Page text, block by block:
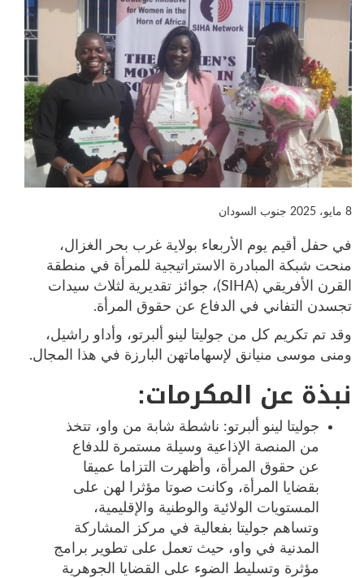
8 مايو، 2025 جنوب السودان
في حفل أقيم يوم الأربعاء بولاية غرب بحر الغزال،
منحت شبكة المبادرة الاستراتيجية للمرأة في منطقة
القرن الأفريقي (SIHA)، جوائز تقديرية لثلاث سيدات
تجسدن التفاني في الدفاع عن حقوق المرأة.
وقد تم تكريم كل من جوليتا لينو ألبرتو، وأداو راشيل،
ومنى موسى منيانق لإسهاماتهن البارزة في هذا المجال.
نبذة عن المكرمات:
جوليتا لينو ألبرتو: ناشطة شابة من واو، تتخذ
من المنصة الإذاعية وسيلة مستمرة للدفاع
عن حقوق المرأة، وأظهرت التزاما عميقا
بقضايا المرأة، وكانت صوتا مؤثرا لهن على
المستويات الولائية والوطنية والإقليمية،
وتساهم جوليتا بفعالية في مركز المشاركة
المدنية في واو، حيث تعمل على تطوير برامج
مؤثرة وتسليط الضوء على القضايا الجوهرية